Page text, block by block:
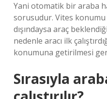
Yani otomatik bir araba
sorusudur. Vites konumu
dışındaysa araç
nedenle aracı ilk
konumuna getirilmesi
Sırasıyla